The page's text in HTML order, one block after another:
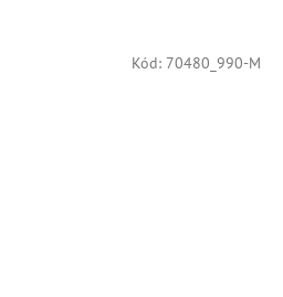
Kód: 70480_990-M